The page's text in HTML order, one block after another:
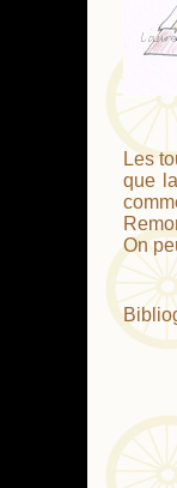
Les
que
On